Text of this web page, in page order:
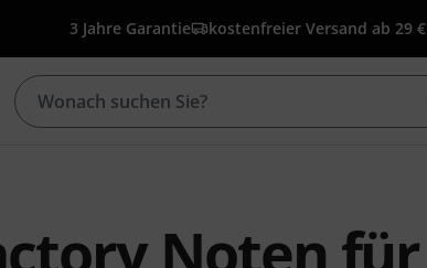
3 Jahre Garantie kostenfreier Versand ab 29 €
Noten für